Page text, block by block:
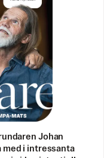
Johan
med i intressanta